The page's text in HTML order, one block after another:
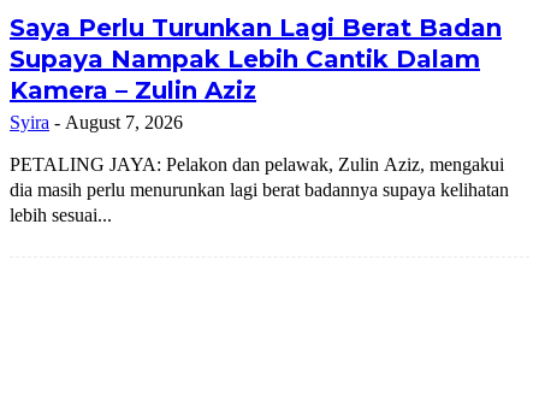
Saya Perlu Turunkan Lagi Berat Badan
Supaya Nampak Lebih Cantik Dalam
Kamera – Zulin Aziz
Syira - August 7, 2026
PETALING JAYA: Pelakon dan pelawak, Zulin Aziz, mengakui
dia masih perlu menurunkan lagi berat badannya supaya kelihatan
lebih sesuai...